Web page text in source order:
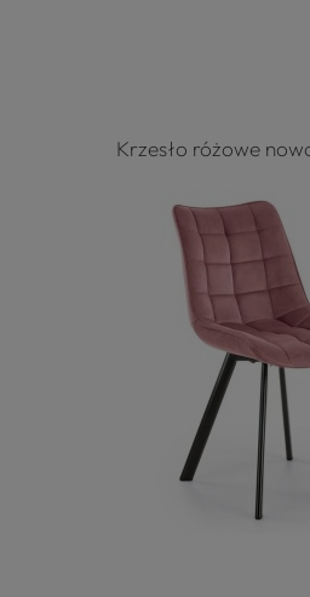
Krzesło różowe